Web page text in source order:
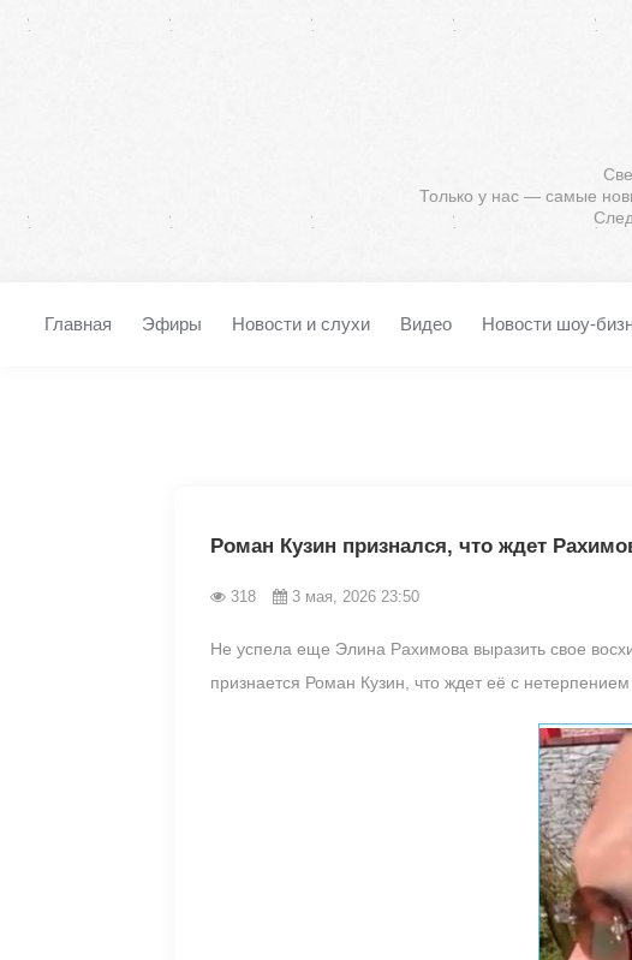
Только у нас — самые
Главная Эфиры Новости и слухи Видео Новости шоу-
Роман Кузин признался, что ждет
318 3 мая, 2026 23:50
Не успела еще Элина Рахимова выразить свое
признается Роман Кузин, что ждет её с